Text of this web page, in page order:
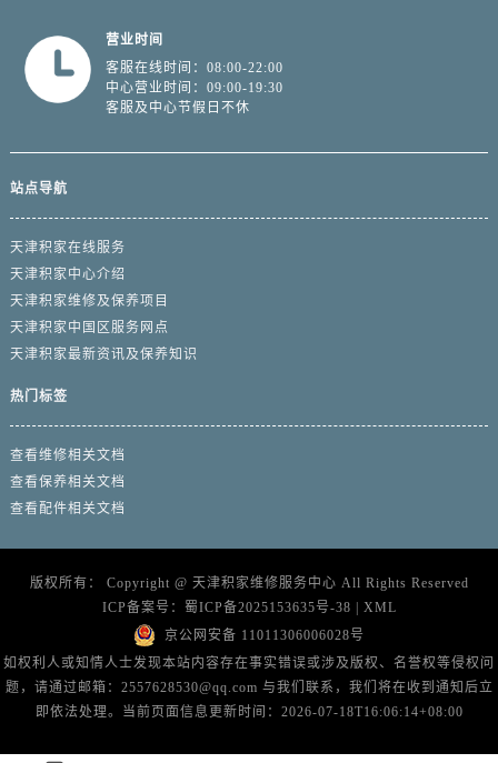
营业时间
客服在线时间：08:00-22:00
中心营业时间：09:00-19:30
客服及中心节假日不休
站点导航
天津积家在线服务
天津积家中心介绍
天津积家维修及保养项目
天津积家中国区服务网点
天津积家最新资讯及保养知识
热门标签
查看维修相关文档
查看保养相关文档
查看配件相关文档
版权所有： Copyright @ 天津积家维修服务中心 All Rights Reserved
ICP备案号：
蜀ICP备2025153635号-38 | XML
京公网安备 11011306006028号
如权利人或知情人士发现本站内容存在事实错误或涉及版权、名誉权等侵权问
题，请通过邮箱：2557628530@qq.com 与我们联系，我们将在收到通知后立
即依法处理。当前页面信息更新时间：2026-07-18T16:06:14+08:00